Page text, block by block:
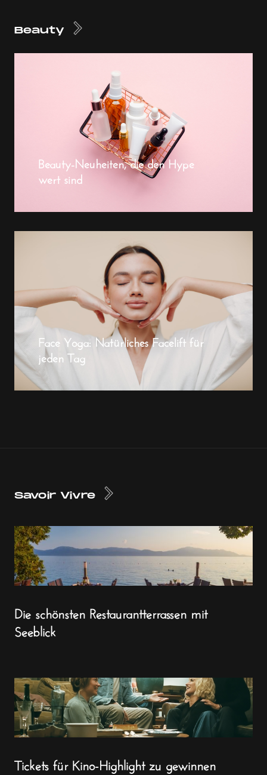
Beauty
Beauty-Neuheiten, die den Hype
wert sind
Face Yoga: Natürliches Facelift für
jeden Tag
Savoir Vivre
Die schönsten Restaurantterrassen mit
Seeblick
Tickets für Kino-Highlight zu gewinnen